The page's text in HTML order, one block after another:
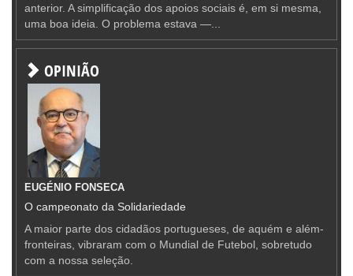
anterior. A simplificação dos apoios sociais é, em si mesma,
uma boa ideia. O problema estava —...
OPINIÃO
EUGÉNIO FONSECA
O campeonato da Solidariedade
A maior parte dos cidadãos portugueses, de aquém e além-
fronteiras, vibraram com o Mundial de Futebol, sobretudo
com a nossa seleção.